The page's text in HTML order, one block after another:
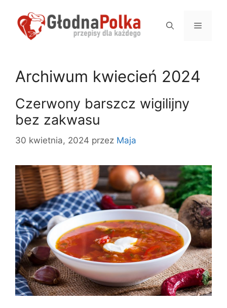
treści
Menu
Archiwum kwiecień 2024
Czerwony barszcz wigilijny
bez zakwasu
30 kwietnia, 2024 przez Maja